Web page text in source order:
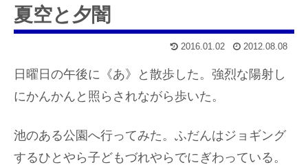
夏空と夕闇
2016.01.02 2012.08.08
日曜日の午後に《あ》と散歩した。強烈な陽射し
にかんかんと照らされながら歩いた。
池のある公園へ行ってみた。ふだんはジョギング
するひとやら子どもづれやらでにぎわっている。